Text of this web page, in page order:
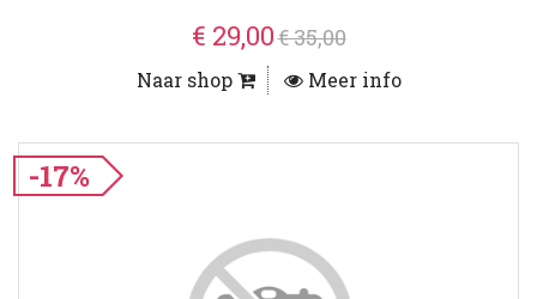
€ 29,00€ 35,00
Naar shop Meer info
-17%